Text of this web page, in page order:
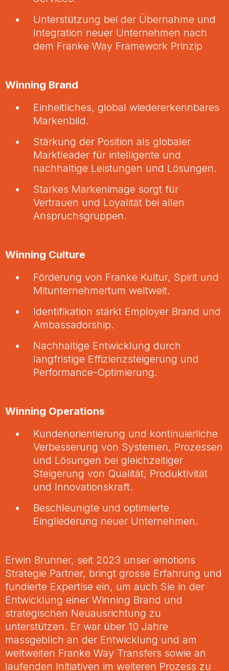
Unterstützung bei der Übernahme und
Integration neuer Unternehmen nach
dem Franke Way Framework Prinzip
Winning Brand
Einheitliches, global wiedererkennbares
Markenbild.
Stärkung der Position als globaler
Marktleader für intelligente und
nachhaltige Leistungen und Lösungen.
Starkes Markenimage sorgt für
Vertrauen und Loyalität bei allen
Anspruchsgruppen.
Winning Culture
Förderung von Franke Kultur, Spirit und
Mitunternehmertum weltweit.
Identifikation stärkt Employer Brand und
Ambassadorship.
Nachhaltige Entwicklung durch
langfristige Effizienzsteigerung und
Performance-Optimierung.
Winning Operations
Kundenorientierung und kontinuierliche
Verbesserung von Systemen, Prozessen
und Lösungen bei gleichzeitiger
Steigerung von Qualität, Produktivität
und Innovationskraft.
Beschleunigte und optimierte
Eingliederung neuer Unternehmen.
Erwin Brunner, seit 2023 unser emotions
Strategie Partner, bringt grosse Erfahrung und
fundierte Expertise ein, um auch Sie in der
Entwicklung einer Winning Brand und
strategischen Neuausrichtung zu
unterstützen. Er war über 10 Jahre
massgeblich an der Entwicklung und am
weltweiten Franke Way Transfers sowie an
laufenden Initiativen im weiteren Prozess zu